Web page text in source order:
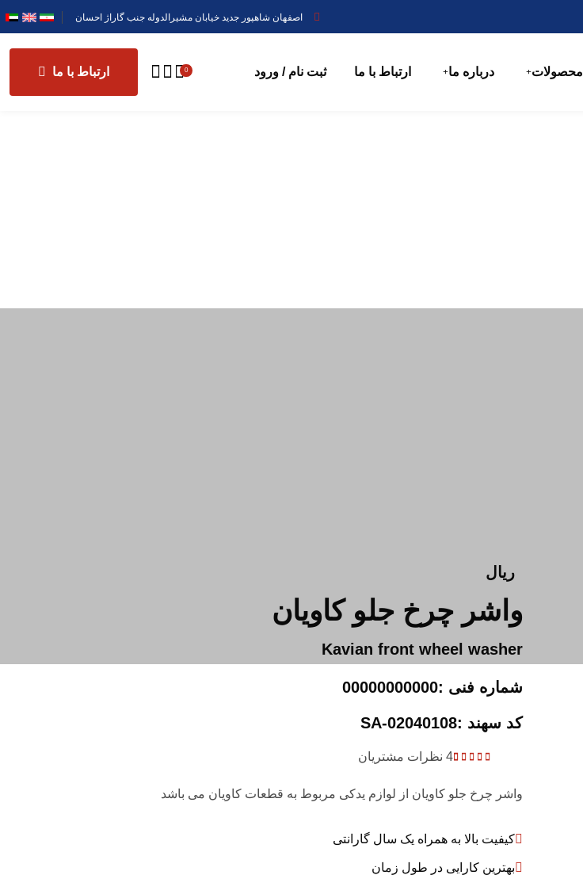
اصفهان شاهپور جدید خیابان مشیرالدوله جنب گاراژ احسان
محصولات درباره ما ارتباط با ما ثبت نام / ورود 0 ارتباط با ما
ریال
واشر چرخ جلو کاویان
Kavian front wheel washer
شماره فنی :00000000000
کد سهند :SA-02040108
customer
rating
4 نظرات مشتریان
واشر چرخ جلو کاویان از لوازم یدکی مربوط به قطعات کاویان می باشد
کیفیت بالا به همراه یک سال گارانتی
بهترین کارایی در طول زمان